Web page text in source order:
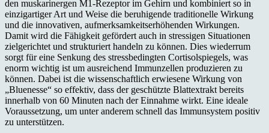
den muskarinergen M1-Rezeptor im Gehirn und kombiniert so in
einzigartiger Art und Weise die beruhigende traditionelle Wirkung
und die innovativen, aufmerksamkeitserhöhenden Wirkungen.
Damit wird die Fähigkeit gefördert auch in stressigen Situationen
zielgerichtet und strukturiert handeln zu können. Dies wiederrum
sorgt für eine Senkung des stressbedingten Cortisolspiegels, was
enorm wichtig ist um ausreichend Immunzellen produzieren zu
können. Dabei ist die wissenschaftlich erwiesene Wirkung von
„Bluenesse“ so effektiv, dass der geschützte Blattextrakt bereits
innerhalb von 60 Minuten nach der Einnahme wirkt. Eine ideale
Voraussetzung, um unter anderem schnell das Immunsystem positiv
zu unterstützen.